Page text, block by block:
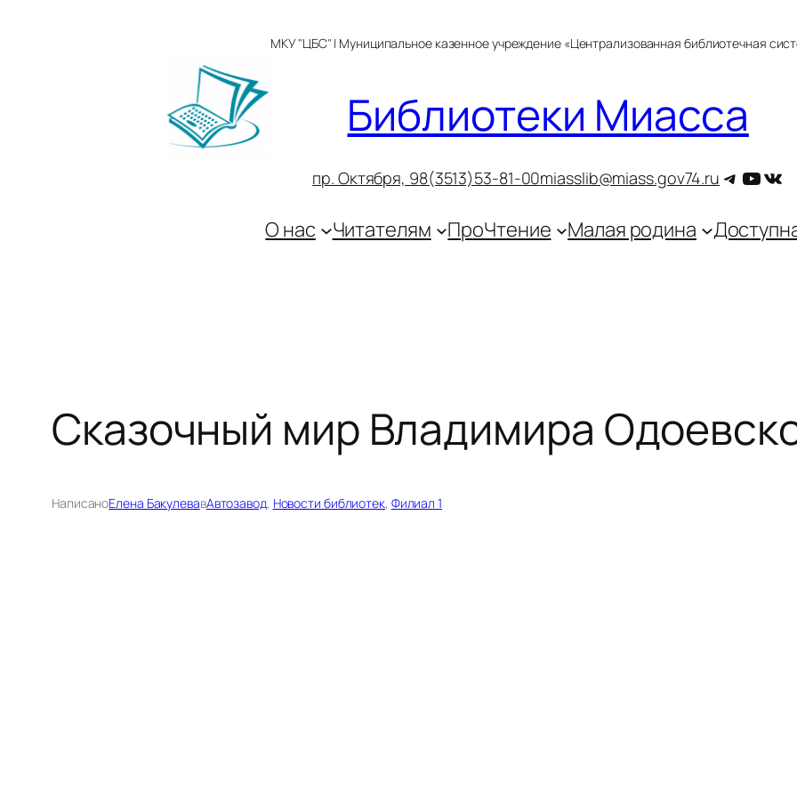
МКУ "ЦБС" | Муниципальное казенное учреждение «Централизованная библиотечная
Библиотеки Миасса
пр. Октября, 98(3513)53-81-00miasslib@miass.gov74.ru
О нас Читателям ПроЧтение Малая родина
Сказочный мир Владимира
НаписаноЕлена БакулевавАвтозавод, Новости библиотек, Филиал 1